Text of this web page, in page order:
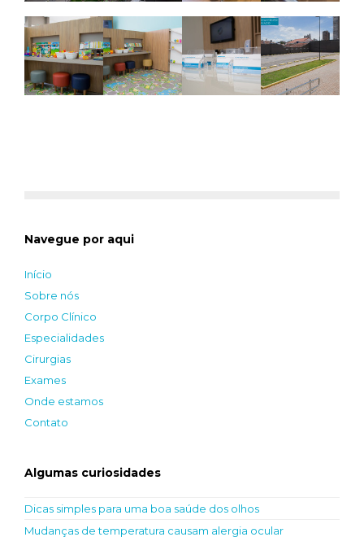
Navegue por aqui
Início
Sobre nós
Corpo Clínico
Especialidades
Cirurgias
Exames
Onde estamos
Contato
Algumas curiosidades
Dicas simples para uma boa saúde dos olhos
Mudanças de temperatura causam alergia ocular